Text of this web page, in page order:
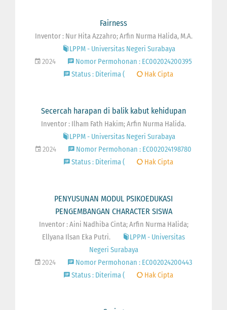
Fairness
Inventor : Nur Hita Azzahro; Arfin Nurma Halida, M.A.
LPPM - Universitas Negeri Surabaya
2024
Nomor Permohonan : EC002024200395
Status : Diterima (
Hak Cipta
Secercah harapan di balik kabut kehidupan
Inventor : Ilham Fath Hakim; Arfin Nurma Halida.
LPPM - Universitas Negeri Surabaya
2024
Nomor Permohonan : EC002024198780
Status : Diterima (
Hak Cipta
PENYUSUNAN MODUL PSIKOEDUKASI
PENGEMBANGAN CHARACTER SISWA
Inventor : Aini Nadhiba Cinta; Arfin Nurma Halida;
Ellyana Ilsan Eka Putri.
LPPM - Universitas
Negeri Surabaya
2024
Nomor Permohonan : EC002024200443
Status : Diterima (
Hak Cipta